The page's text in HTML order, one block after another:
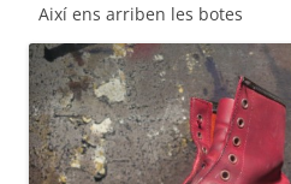
Així ens arriben les botes